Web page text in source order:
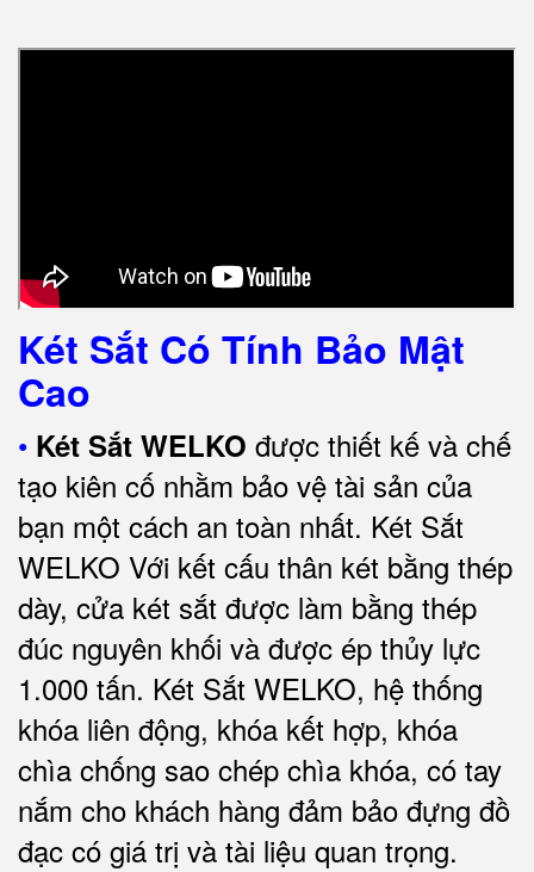
Két Sắt Có Tính Bảo Mật
Cao
• Két Sắt WELKO được thiết kế và chế
tạo kiên cố nhằm bảo vệ tài sản của
bạn một cách an toàn nhất. Két Sắt
WELKO Với kết cấu thân két bằng thép
dày, cửa két sắt được làm bằng thép
đúc nguyên khối và được ép thủy lực
1.000 tấn. Két Sắt WELKO, hệ thống
khóa liên động, khóa kết hợp, khóa
chìa chống sao chép chìa khóa, có tay
nắm cho khách hàng đảm bảo đựng đồ
đạc có giá trị và tài liệu quan trọng.